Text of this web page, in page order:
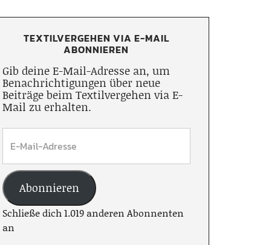
TEXTILVERGEHEN VIA E-MAIL
ABONNIEREN
Gib deine E-Mail-Adresse an, um
Benachrichtigungen über neue
Beiträge beim Textilvergehen via E-
Mail zu erhalten.
Abonnieren
Schließe dich 1.019 anderen Abonnenten
an